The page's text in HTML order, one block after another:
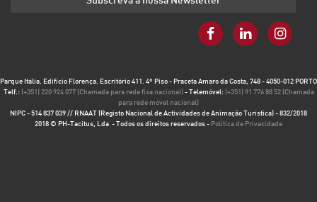
Parque Itália. Edifício Florença. Escritório 411. 4º Piso - Praceta Amaro da Costa, 748 - 4050-012 PORTO
Telf.: (+351) 220 924 077 (Chamada para rede fixa nacional) - Telemóvel: (+351) 91 776 88 52 (Chamada
para rede móvel nacional)
NIPC - 514 837 039 // RNAAT (Registo Nacional de Actividades de Animação Turística) - 832/2018
2018 © PH-Tacitus, Lda - Todos os direitos reservados - Política de Privacidade